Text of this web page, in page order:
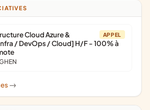
APPEL
Cloud Azure &
/ DevOps / Cloud] H/F - 100% à
->